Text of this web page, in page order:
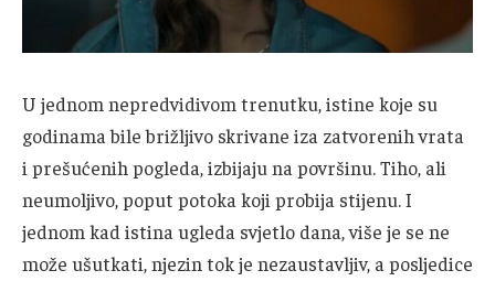
U jednom nepredvidivom trenutku, istine koje su
godinama bile brižljivo skrivane iza zatvorenih vrata
i prešućenih pogleda, izbijaju na površinu. Tiho, ali
neumoljivo, poput potoka koji probija stijenu. I
jednom kad istina ugleda svjetlo dana, više je se ne
može ušutkati, njezin tok je nezaustavljiv, a posljedice